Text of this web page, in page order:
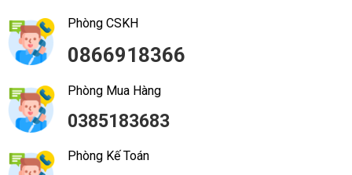
Phòng CSKH
0866918366
Phòng Mua Hàng
0385183683
Phòng Kế Toán